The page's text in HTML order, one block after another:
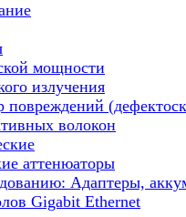
мощности
излучения
повреждений
волокон
аттенюаторы
Адаптеры,
Gigabit Ethernet